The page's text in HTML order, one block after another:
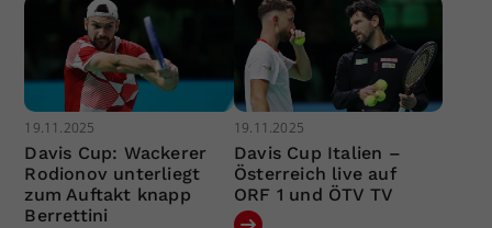
19.11.2025
Davis Cup: Wackerer
Rodionov unterliegt
zum Auftakt knapp
Berrettini
19.11.2025
Davis Cup Italien –
Österreich live auf
ORF 1 und ÖTV TV